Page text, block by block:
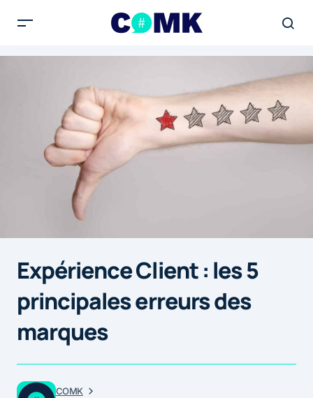
Expérience Client : les 5
principales erreurs des
marques
COMK